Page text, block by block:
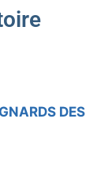
DES